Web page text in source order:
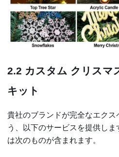
2.2 カスタム クリスマ
キット
貴社のブランドが完全なエクス
う、以下のサービスを提供しま
は次のものが含まれます。